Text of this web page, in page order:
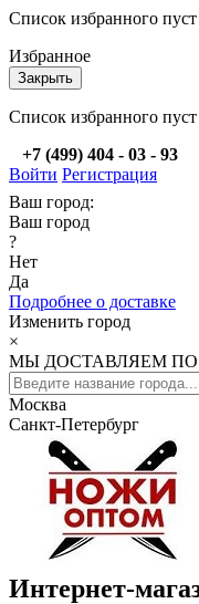
Список избранного пуст
Избранное
Закрыть
Список избранного пуст
+7 (499) 404 - 03 - 93
Войти Регистрация
Ваш город:
Ваш город
?
Нет
Да
Подробнее о доставке
Изменить город
×
МЫ ДОСТАВЛЯЕМ
Москва
Санкт-Петербург
Интернет-